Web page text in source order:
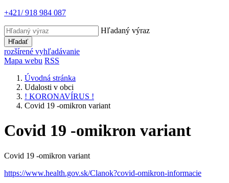
+421/ 918 984 087
Hľadaný výraz
Hľadať
rozšírené vyhľadávanie
Mapa webu RSS
Úvodná stránka
Udalosti v obci
! KORONAVÍRUS !
Covid 19 -omikron variant
Covid 19 -omikron variant
Covid 19 -omikron variant
https://www.health.gov.sk/Clanok?covid-omikron-informacie